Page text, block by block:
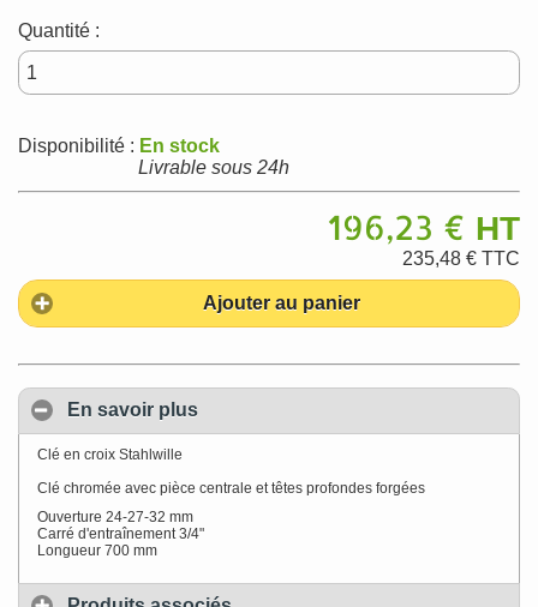
Quantité :
Disponibilité : En stock
Livrable sous 24h
196,23 € HT
235,48 € TTC
Ajouter au panier
En savoir plus
Clé en croix Stahlwille
Clé chromée avec pièce centrale et têtes profondes forgées
Ouverture 24-27-32 mm
Carré d'entraînement 3/4"
Longueur 700 mm